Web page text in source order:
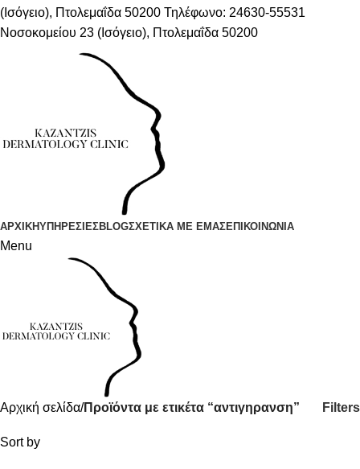
(Ισόγειο), Πτολεμαΐδα 50200 Τηλέφωνο: 24630-55531
Νοσοκομείου 23 (Ισόγειο), Πτολεμαΐδα 50200
ΑΡΧΙΚΗΥΠΗΡΕΣΙΕΣBLOGΣΧΕΤΙΚΑ ΜΕ ΕΜΑΣΕΠΙΚΟΙΝΩΝΙΑ
Menu
Αρχική σελίδα Προϊόντα με ετικέτα “αντιγηρανση” Filters
Sort by